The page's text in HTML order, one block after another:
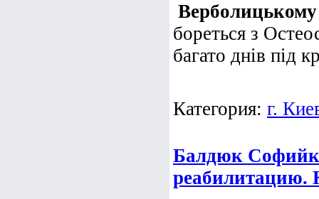
бореться з
багато днів під
Категория: г.
Балдюк
реабилитацию.